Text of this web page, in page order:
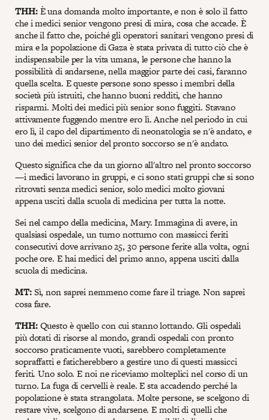
THH:È una domanda molto importante, e non è solo il fatto
che i medici senior vengono presi di mira, cosa che accade. È
anche il fatto che, poiché gli operatori sanitari vengono presi di
mira e la popolazione di Gaza è stata privata di tutto ciò che è
indispensabile per la vita umana, le persone che hanno la
possibilità di andarsene, nella maggior parte dei casi, faranno
quella scelta. E queste persone sono spesso i membri della
società più istruiti, che hanno buoni redditi, che hanno
risparmi. Molti dei medici più senior sono fuggiti. Stavano
attivamente fuggendo mentre ero lì. Anche nel periodo in cui
ero lì, il capo del dipartimento di neonatologia se n'è andato, e
uno dei medici senior del pronto soccorso se n'è andato.
Questo significa che da un giorno all'altro nel pronto soccorso
—i medici lavorano in gruppi, e ci sono stati gruppi che si sono
ritrovati senza medici senior, solo medici molto giovani
appena usciti dalla scuola di medicina per tutta la notte.
Sei nel campo della medicina, Mary. Immagina di avere, in
qualsiasi ospedale, un turno notturno con massicci feriti
consecutivi dove arrivano 25, 30 persone ferite alla volta, ogni
poche ore. E hai medici del primo anno, appena usciti dalla
scuola di medicina.
MT:Sì, non saprei nemmeno come fare il triage. Non saprei
cosa fare.
THH:Questo è quello con cui stanno lottando. Gli ospedali
più dotati di risorse al mondo, grandi ospedali con pronto
soccorso praticamente vuoti, sarebbero completamente
sopraffatti e faticherebbero a gestire uno di questi massicci
feriti. Uno solo. E noi ne riceviamo molteplici nel corso di un
turno. La fuga di cervelli è reale. E sta accadendo perché la
popolazione è stata strangolata. Molte persone, se scelgono di
restare vive, scelgono di andarsene. E molti di quelli che